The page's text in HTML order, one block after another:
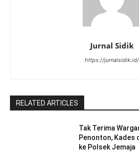
Jurnal Sidik
https://jurnalsidik.id/
RELATED ARTICLES
Tak Terima
Penonton, Kades
ke Polsek Jemaja